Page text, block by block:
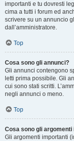
importanti e tu dovresti
cima a tutti i forum ed
scrivere su un annuncio
dall’amministratore.
Top
Cosa sono gli annunci?
Gli annunci contengono
letti prima possibile. Gli
cui sono stati scritti.
negli annunci o meno.
Top
Cosa sono gli
Gli argomenti importanti